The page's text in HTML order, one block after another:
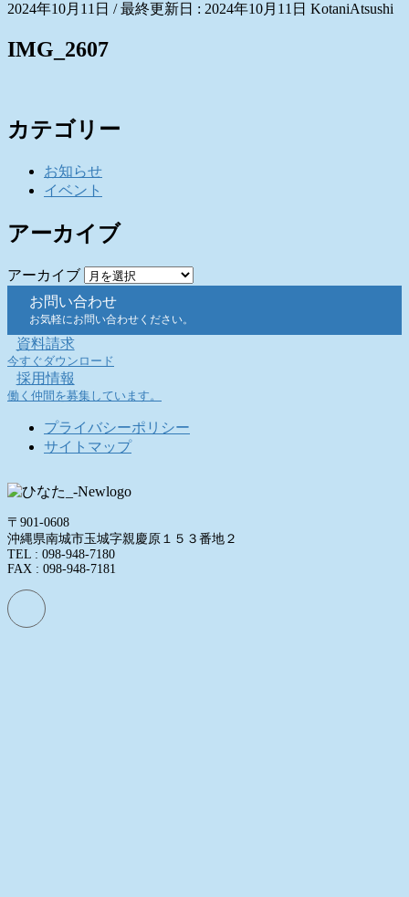
2024年10月11日 / 最終更新日 : 2024年10月11日 KotaniAtsushi
IMG_2607
カテゴリー
お知らせ
イベント
アーカイブ
アーカイブ
お問い合わせ
お気軽にお問い合わせください。
資料請求
今すぐダウンロード
採用情報
働く仲間を募集しています。
プライバシーポリシー
サイトマップ
〒901-0608
沖縄県南城市玉城字親慶原１５３番地２
TEL : 098-948-7180
FAX : 098-948-7181